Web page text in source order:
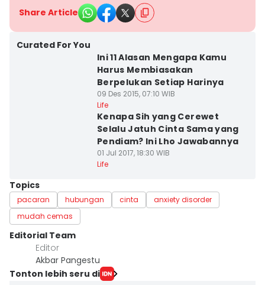
Share Article
Curated For You
Ini 11 Alasan Mengapa Kamu
Harus Membiasakan
Berpelukan Setiap Harinya
09 Des 2015, 07:10 WIB
Life
Kenapa Sih yang Cerewet
Selalu Jatuh Cinta Sama yang
Pendiam? Ini Lho Jawabannya
01 Jul 2017, 18:30 WIB
Life
Topics
pacaran hubungan cinta
anxiety disorder
mudah cemas
Editorial Team
Editor
Akbar Pangestu
Tonton lebih seru di